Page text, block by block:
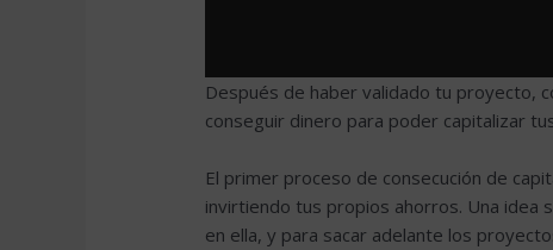
Después de haber validado tu proyecto,
conseguir dinero para poder capitalizar
El primer proceso de consecución de
invirtiendo tus propios ahorros. Una idea
en ella, y para sacar adelante los